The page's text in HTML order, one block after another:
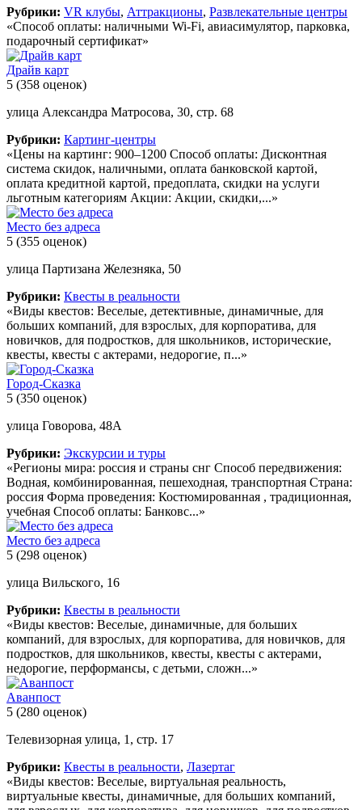
Рубрики: VR клубы, Аттракционы, Развлекательные центры
«Способ оплаты: наличными Wi-Fi, авиасимулятор, парковка,
подарочный сертификат»
Драйв карт
5 (358 оценок)
улица Александра Матросова, 30, стр. 68
Рубрики: Картинг-центры
«Цены на картинг: 900–1200 Способ оплаты: Дисконтная
система скидок, наличными, оплата банковской картой,
оплата кредитной картой, предоплата, скидки на услуги
льготным категориям Акции: Акции, скидки,...»
Место без адреса
5 (355 оценок)
улица Партизана Железняка, 50
Рубрики: Квесты в реальности
«Виды квестов: Веселые, детективные, динамичные, для
больших компаний, для взрослых, для корпоратива, для
новичков, для подростков, для школьников, исторические,
квесты, квесты с актерами, недорогие, п...»
Город-Сказка
5 (350 оценок)
улица Говорова, 48А
Рубрики: Экскурсии и туры
«Регионы мира: россия и страны снг Способ передвижения:
Водная, комбинированная, пешеходная, транспортная Страна:
россия Форма проведения: Костюмированная , традиционная,
учебная Способ оплаты: Банковс...»
Место без адреса
5 (298 оценок)
улица Вильского, 16
Рубрики: Квесты в реальности
«Виды квестов: Веселые, динамичные, для больших
компаний, для взрослых, для корпоратива, для новичков, для
подростков, для школьников, квесты, квесты с актерами,
недорогие, перформансы, с детьми, сложн...»
Аванпост
5 (280 оценок)
Телевизорная улица, 1, стр. 17
Рубрики: Квесты в реальности, Лазертаг
«Виды квестов: Веселые, виртуальная реальность,
виртуальные квесты, динамичные, для больших компаний,